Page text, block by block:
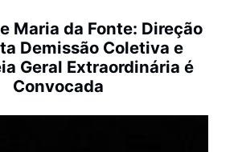
Maria da Fonte: Direção
Demissão Coletiva e
Geral Extraordinária é
Convocada